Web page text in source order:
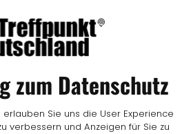
zum Datenschutz
erlauben Sie uns die User Experience
verbessern und Anzeigen für Sie zu